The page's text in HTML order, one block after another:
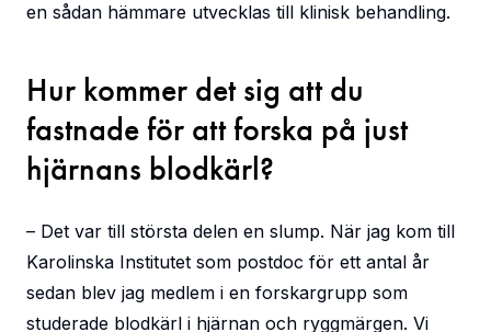
en sådan hämmare utvecklas till klinisk behandling.
Hur kommer det sig att du
fastnade för att forska på just
hjärnans blodkärl?
– Det var till största delen en slump. När jag kom till
Karolinska Institutet som postdoc för ett antal år
sedan blev jag medlem i en forskargrupp som
studerade blodkärl i hjärnan och ryggmärgen. Vi